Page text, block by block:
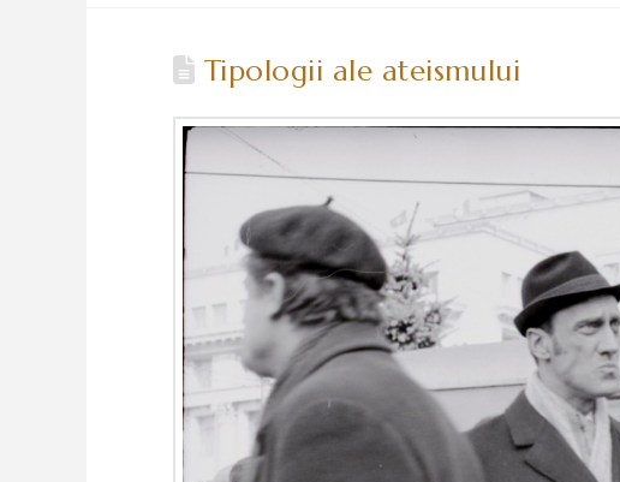
Tipologii ale ateismului